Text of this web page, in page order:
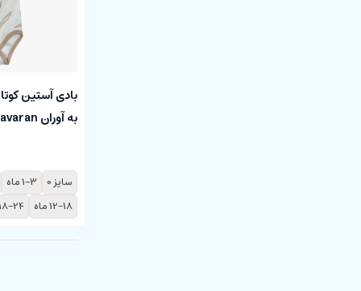
بادی آستین
به آوران behavaran
سایز 0
1-3 ماه
12-18 ماه
18-24